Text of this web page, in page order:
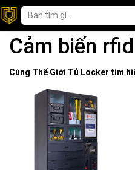
Cảm biến rfid
Cùng Thế Giới Tủ Locker tìm